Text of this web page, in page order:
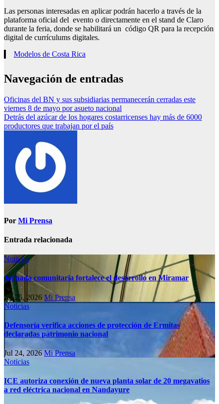
Las personas interesadas en aplicar podrán hacerlo a través de la
plataforma oficial del evento o directamente en el stand de Claro
durante la feria, donde se habilitará un código QR para la recepción
digital de currículums digitales.
Modelos de Costa Rica
Navegación de entradas
Oficinas del BN y sus subsidiarias permanecerán cerradas este
viernes 8 de mayo por asueto nacional
Detrás del azúcar de los hogares costarricenses hay más de 6000
productores que trabajan por el país
Por Mi Prensa
Entrada relacionada
Noticias
Jornada comunitaria fortalece el desarrollo en Miramar
Jul 25, 2026 Mi Prensa
Noticias
Defensoría verifica acciones de protección de Ermitas
declaradas patrimonio nacional
Jul 24, 2026Mi Prensa
Noticias
ICE autoriza conexión de nueva planta solar de 20 megavatios
a red eléctrica nacional en Nandayure